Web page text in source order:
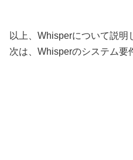
以上、Whisperについて説明
次は、Whisperのシステム要